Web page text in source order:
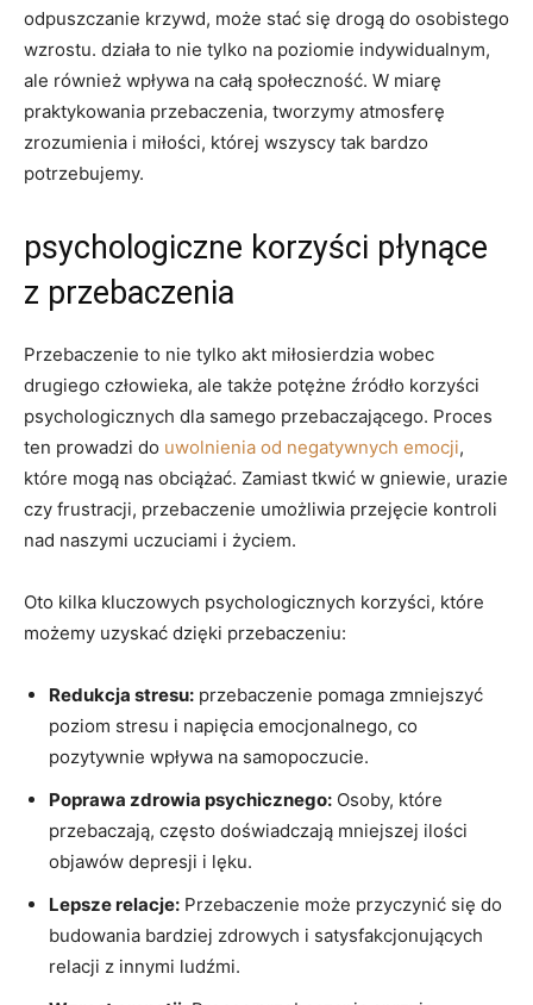
odpuszczanie krzywd, może stać się drogą do osobistego⁢
wzrostu.⁣ działa to nie⁣ tylko na poziomie indywidualnym,
ale również wpływa ⁢na całą społeczność. W ​miarę
praktykowania przebaczenia, tworzymy atmosferę
zrozumienia i miłości, której wszyscy ⁣tak bardzo
potrzebujemy.
psychologiczne korzyści⁤ płynące
z przebaczenia
Przebaczenie to ⁣nie tylko akt miłosierdzia wobec
drugiego człowieka, ale także potężne źródło korzyści
psychologicznych dla‍ samego przebaczającego. Proces‌
ten prowadzi do uwolnienia od negatywnych emocji,
które mogą nas obciążać. Zamiast​ tkwić w gniewie, urazie
czy ⁣frustracji, przebaczenie umożliwia przejęcie kontroli
nad⁤ naszymi uczuciami i życiem.
Oto kilka kluczowych psychologicznych korzyści, które
możemy uzyskać dzięki przebaczeniu:
Redukcja stresu: przebaczenie pomaga zmniejszyć
poziom stresu i napięcia emocjonalnego, co
pozytywnie wpływa ⁤na samopoczucie.
Poprawa ‌zdrowia psychicznego: Osoby, które
‍przebaczają, często doświadczają mniejszej ilości
objawów depresji i lęku.
Lepsze relacje: Przebaczenie może przyczynić się do
budowania bardziej zdrowych i satysfakcjonujących
relacji z ‌innymi ludźmi.